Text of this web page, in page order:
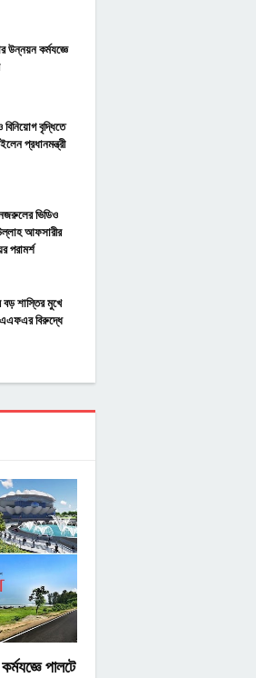
উন্নয়ন কর্মযজ্ঞে
বৃদ্ধিতে
প্রধানমন্ত্রী
ভিডিও
আফসারীর
পরামর্শ
বড় শাস্তির মুখে
এএফএর বিরুদ্ধে
পালটে